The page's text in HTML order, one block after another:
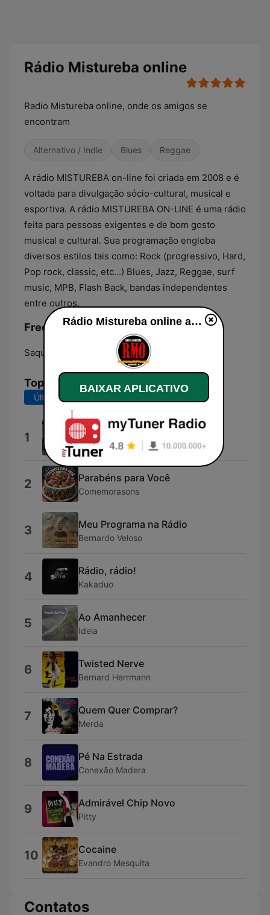
Rádio Mistureba online
Radio Mistureba online, onde os amigos se
encontram
Alternativo / Indie Blues Reggae
A rádio MISTUREBA on-line foi criada em 2008 e é
voltada para divulgação sócio-cultural, musical e
esportiva. A rádio MISTUREBA ON-LINE é uma rádio
feita para pessoas exigentes e de bom gosto
musical e cultural. Sua programação engloba
diversos estilos tais como: Rock (progressivo, Hard,
Pop rock, classic, etc...) Blues, Jazz, Reggae, surf
music, MPB, Flash Back, bandas independentes
entre outros.
Frequências Rádio Mistureba online:
Saquarema:
Top Músicas
Últimos 7 dias
1 Tá Aqui Tá
DVTTY
2 Parabéns para Você
Comemorasons
3 Meu Programa na Rádio
Bernardo Veloso
4 Rádio, rádio!
Kakaduo
5 Ao Amanhecer
Ideia
6 Twisted Nerve
Bernard Herrmann
7 Quem Quer Comprar?
Merda
8 Pé Na Estrada
Conexão Madera
9 Admirável Chip Novo
Pitty
10 Cocaine
Evandro Mesquita
Contatos
Rádio Mistureba online ao vivo
BAIXAR APLICATIVO